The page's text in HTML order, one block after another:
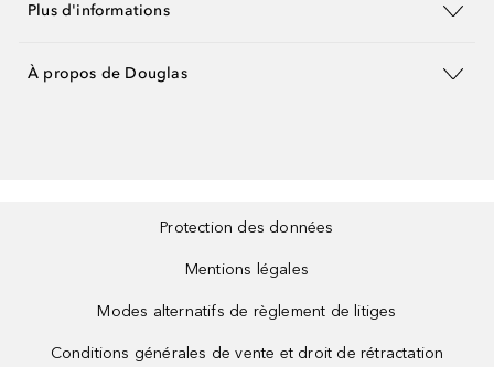
Plus d'informations
À propos de Douglas
Protection des données
Mentions légales
Modes alternatifs de règlement de litiges
Conditions générales de vente et droit de rétractation